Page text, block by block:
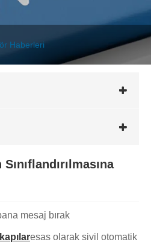
Haberleri
mesaj bırak
esas olarak sivil otomatik